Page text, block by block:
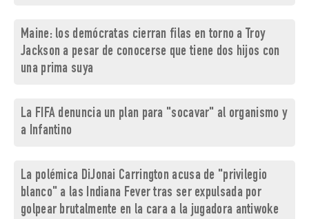
Maine: los demócratas cierran filas en torno a Troy
Jackson a pesar de conocerse que tiene dos hijos con
una prima suya
La FIFA denuncia un plan para "socavar" al organismo y
a Infantino
La polémica DiJonai Carrington acusa de "privilegio
blanco" a las Indiana Fever tras ser expulsada por
golpear brutalmente en la cara a la jugadora antiwoke